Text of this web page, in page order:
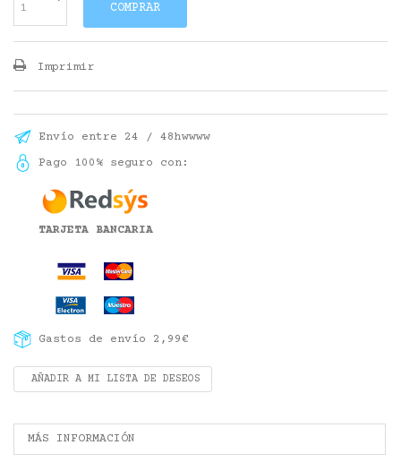
COMPRAR
Imprimir
Envío entre 24 / 48hwwww
Pago 100% seguro con:
TARJETA BANCARIA
Gastos de envío 2,99€
AÑADIR A MI LISTA DE DESEOS
MÁS INFORMACIÓN